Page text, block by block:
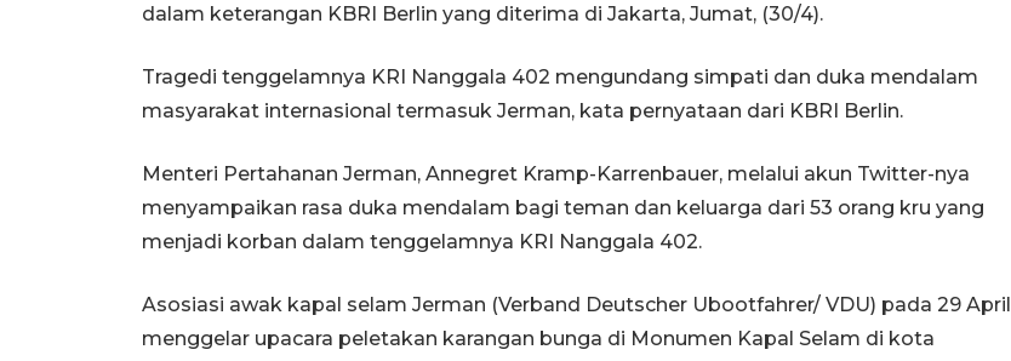
dalam keterangan KBRI Berlin yang diterima di Jakarta, Jumat, (30/4).
Tragedi tenggelamnya KRI Nanggala 402 mengundang simpati dan duka mendalam
masyarakat internasional termasuk Jerman, kata pernyataan dari KBRI Berlin.
Menteri Pertahanan Jerman, Annegret Kramp-Karrenbauer, melalui akun Twitter-nya
menyampaikan rasa duka mendalam bagi teman dan keluarga dari 53 orang kru yang
menjadi korban dalam tenggelamnya KRI Nanggala 402.
Asosiasi awak kapal selam Jerman (Verband Deutscher Ubootfahrer/ VDU) pada 29 April
menggelar upacara peletakan karangan bunga di Monumen Kapal Selam di kota